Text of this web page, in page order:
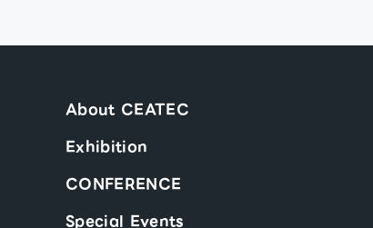
About CEATEC
Exhibition
CONFERENCE
Special Events